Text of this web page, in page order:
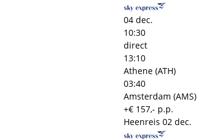
04 dec.
10:30
direct
13:10
Athene (ATH)
03:40
Amsterdam (AMS)
+€ 157,- p.p.
Heenreis 02 dec.